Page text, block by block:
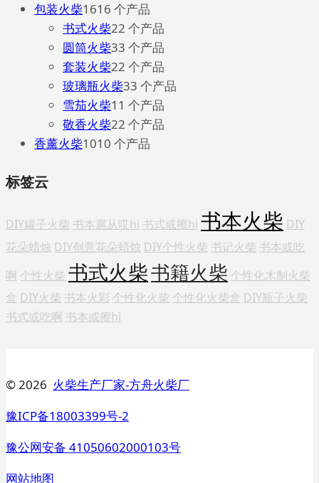
包装火柴1616 个产品
书式火柴22 个产品
圆筒火柴33 个产品
套装火柴22 个产品
玻璃瓶火柴33 个产品
雪茄火柴1 1 个产品
敬香火柴22 个产品
香薰火柴1010 个产品
标签云
DIY罐子火柴 书本扈从哎hi 书式或擦hi 书本火柴 DIY
花朵蜡烛 DIY创意花朵蜡烛 DIY个性火柴 书记火柴 书本或吃
啊 个性火柴 书式火柴书籍火柴 个性化木制火柴
盒 DIY火柴 书本火彩 个性化火柴 个性化火柴盒 DIY瓶子火柴
书式或吃啊 书本或擦hi
© 2026 火柴生产厂家-方舟火柴厂
豫ICP备18003399号-2
豫公网安备 41050602000103号
网站地图